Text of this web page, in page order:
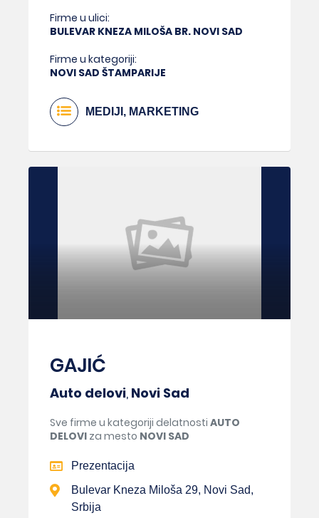
Firme u ulici:
BULEVAR KNEZA MILOŠA BR. NOVI SAD
Firme u kategoriji:
NOVI SAD ŠTAMPARIJE
MEDIJI, MARKETING
GAJIĆ
Auto delovi, Novi Sad
Sve firme u kategoriji delatnosti AUTO
DELOVI za mesto NOVI SAD
Prezentacija
Bulevar Kneza Miloša 29, Novi Sad,
Srbija